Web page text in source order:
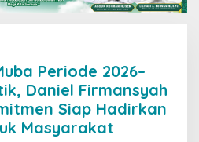
Periode 2026–
Daniel Firmansyah
Siap Hadirkan
Masyarakat